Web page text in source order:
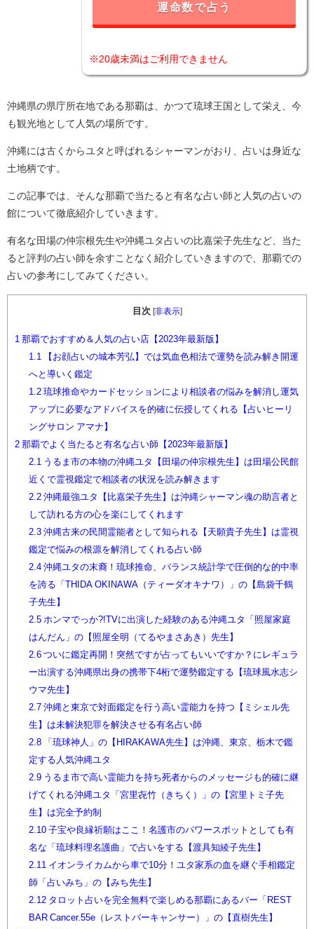
運命数で占う
※20歳未満はご利用できません
沖縄県の県庁所在地である那覇は、かつて琉球王国として栄え、今
も観光地として人気の場所です。
沖縄には古くからユタと呼ばれるシャーマンがおり、占いは身近な
土地柄です。
この記事では、そんな那覇で当たると有名な占い師と人気の占いの
館について徹底紹介していきます。
有名な田場の仲宗根先生や沖縄ユタ占いの比嘉栄子先生など、当た
ると評判の占い師を余すことなく紹介していきますので、那覇での
占いの参考にしてみてください。
目次 非表示]
1 那覇でおすすめ＆人気の占い店【2023年最新版】
1.1
【お顔占いの城本芳弘】では気血色相法で運勢を読み解き開運
へと導いく鑑定
1.2琉球推命やカードセッションにより相談者の悩みを解消し運気
アップに必要なアドバイスを的確に伝授してくれる【占いヒーリ
ングサロン アマナ】
2 那覇でよく当たると有名な占い師【2023年最新版】
2.1
うるま市の本物の沖縄ユタ【田場の仲宗根先生】は田場公民館
近くで霊視鑑定で相談者の状況を読み解きます
2.2沖縄最強ユタ【比嘉栄子先生】は沖縄シャーマン魂の助言者と
して訪れる方の心を楽にしてくれます
2.3沖縄古来の民間霊能者として知られる【天願貴子先生】は霊視
鑑定で悩みの根源を解消してくれる占い師
2.4沖縄ユタの末裔！琉球推命、バランス統計学で圧倒的な的中率
を誇る「THIDA OKINAWA（ティーダオキナワ）」の【島袋千鶴
子先生】
2.5ホンマでっか?!TVに出演した経験のある沖縄ユタ「照屋家庭
はんだん」の【照屋全明（てるやまさあき）先生】
2.6ついに鑑定再開！突然ですが占ってもいいですか？にレギュラ
ー出演する沖縄県出身の携帯下4桁で運勢鑑定する【琉球風水志シ
ウマ先生】
2.7沖縄と東京で対面鑑定を行う高い霊能力を持つ【ミシェル先
生】は未解決犯罪を解決させる有名占い師
2.8「琉球神人」の【HIRAKAWA先生】は沖縄、東京、栃木で鑑
定する人気沖縄ユタ
2.9うるま市で高い霊能力を持ち死者からのメッセージも的確に継
げてくれる沖縄ユタ「宮里㐂竹（きちく）」の【宮里トミ子先
生】は完全予約制
2.10子宝や良縁祈願はここ！名護市のパワースポットとしても有
名な「琉球料理名護曲」で占いをする【渡具知綾子先生】
2.11 イオンライカムから車で10分！ユタ家系の血を継ぐ手相鑑定
師「占いみち」の【みち先生】
2.12タロット占いを完全無料で楽しめる那覇にあるバー「REST
BAR Cancer.55e（レストバーキャンサー）」の【直樹先生】